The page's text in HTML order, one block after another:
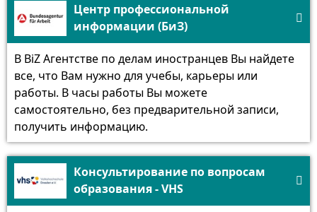
Центр профессиональной
информации (БиЗ)

В BiZ Агентстве по делам иностранцев Вы найдете
все, что Вам нужно для учебы, карьеры или
работы. В часы работы Вы можете
самостоятельно, без предварительной записи,
получить информацию.
Консультирование по вопросам
образования - VHS
